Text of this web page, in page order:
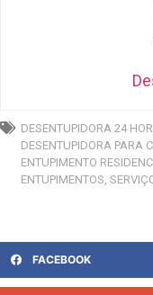
DESENTUPIDORA 24
DESENTUPIDORA PARA
ENTUPIMENTO
ENTUPIMENTOS
FACEBOOK